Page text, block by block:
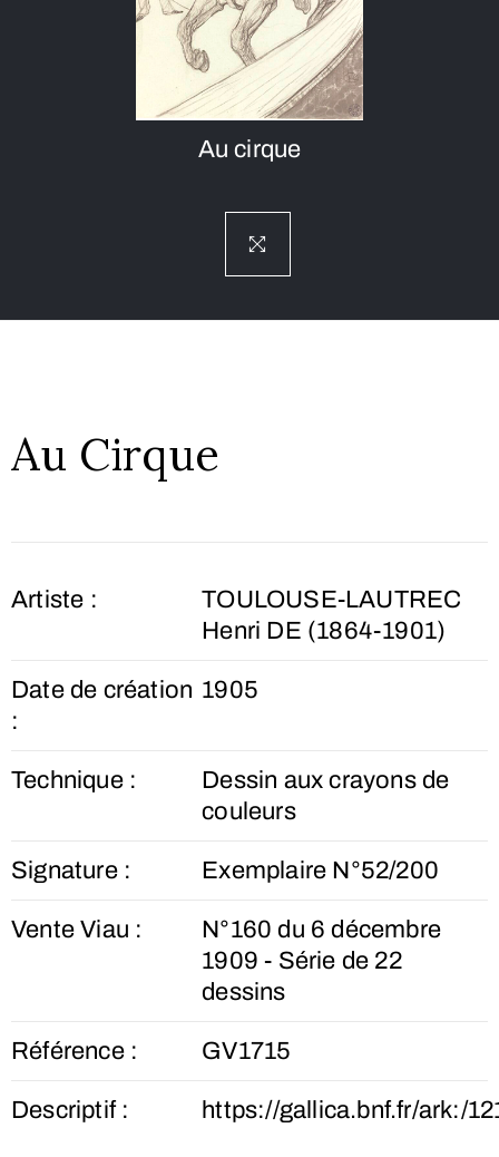
Au cirque
Au Cirque
Artiste :
TOULOUSE-LAUTREC
Henri DE (1864-1901)
Date de création
:
1905
Technique :
Dessin aux crayons de
couleurs
Signature : Exemplaire N°52/200
Vente Viau :
N°160 du 6 décembre
1909 - Série de 22
dessins
Référence : GV1715
Descriptif : https://gallica.bnf.fr/ark:/